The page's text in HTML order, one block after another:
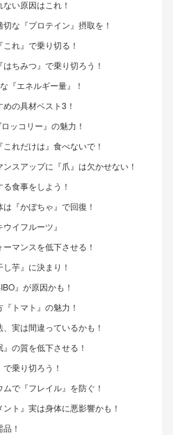
い原因はこれ！
な『プロテイン』摂取を！
れ』で乗り切る！
ちみつ』で乗り切ろう！
『エネルギー量』！
の具材ベスト3！
ッコリー』の魅力！
れだけは』食べないで！
スアップに『爪』は欠かせない！
食事をしよう！
『かぼちゃ』で回復！
イフルーツ』
マンスを低下させる！
芋』に決まり！
』が原因かも！
トマト』の魅力！
実は間違っているかも！
の質を低下させる！
乗り切ろう！
で『フレイル』を防ぐ！
ト』実は身体に悪影響かも！
！